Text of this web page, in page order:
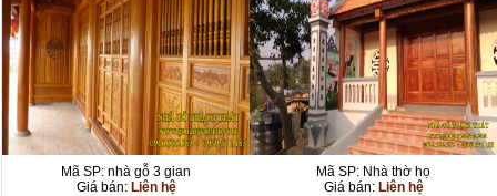
Mã SP: nhà gỗ 3 gian
Giá bán: Liên hệ
Mã SP: Nhà thờ họ
Giá bán: Liên hệ